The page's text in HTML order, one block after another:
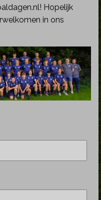
Hopelijk
in ons